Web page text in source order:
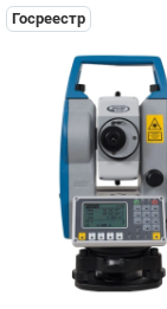
Госреестр